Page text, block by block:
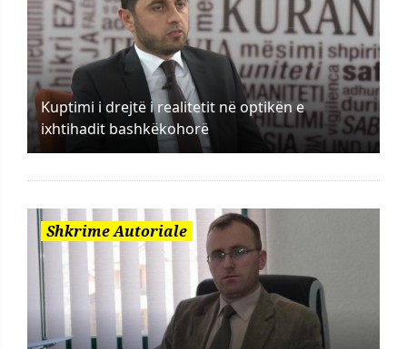
Kuptimi i drejtë i realitetit në optikën e
ixhtihadit bashkëkohorë
Shkrime Autoriale